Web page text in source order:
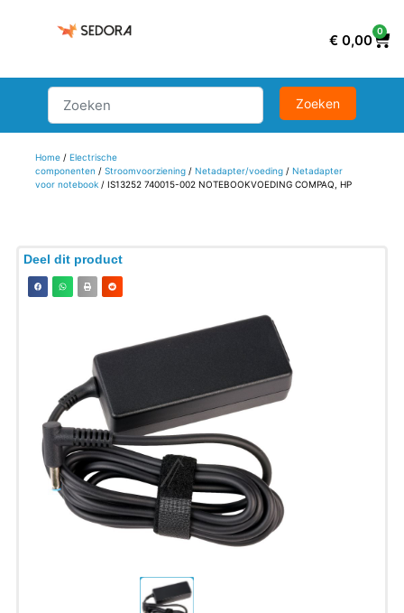
€ 0,00
0
Home/ Electrische
componenten / Stroomvoorziening/ Netadapter/voeding/ Netadapter
voor notebook/ IS13252 740015-002 NOTEBOOKVOEDING COMPAQ, HP
Deel dit product